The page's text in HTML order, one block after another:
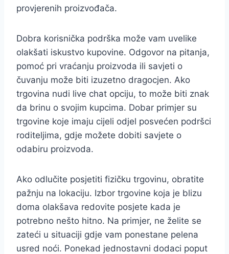
provjerenih proizvođača.
Dobra korisnička podrška može vam uvelike
olakšati iskustvo kupovine. Odgovor na pitanja,
pomoć pri vraćanju proizvoda ili savjeti o
čuvanju može biti izuzetno dragocjen. Ako
trgovina nudi live chat opciju, to može biti znak
da brinu o svojim kupcima. Dobar primjer su
trgovine koje imaju cijeli odjel posvećen podršci
roditeljima, gdje možete dobiti savjete o
odabiru proizvoda.
Ako odlučite posjetiti fizičku trgovinu, obratite
pažnju na lokaciju. Izbor trgovine koja je blizu
doma olakšava redovite posjete kada je
potrebno nešto hitno. Na primjer, ne želite se
zateći u situaciji gdje vam ponestane pelena
usred noći. Ponekad jednostavni dodaci poput